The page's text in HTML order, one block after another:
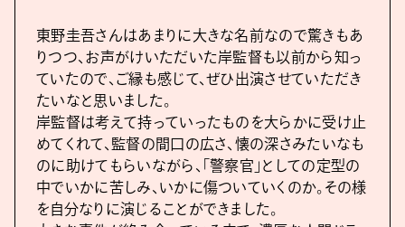
東野圭吾さんはあまりに大きな名前なので驚きもあ
りつつ、お声がけいただいた岸監督も以前から知っ
ていたので、ご縁も感じて、ぜひ出演させていただき
たいなと思いました。
岸監督は考えて持っていったものを大らかに受け止
めてくれて、監督の間口の広さ、懐の深さみたいなも
のに助けてもらいながら、「警察官」としての定型の
中でいかに苦しみ、いかに傷ついていくのか。その様
を自分なりに演じることができました。